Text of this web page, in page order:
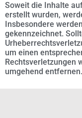
Soweit die Inhalte
erstellt wurden,
Insbesondere
gekennzeichnet.
um einen
Rechtsverletzungen
umgehend entfernen.